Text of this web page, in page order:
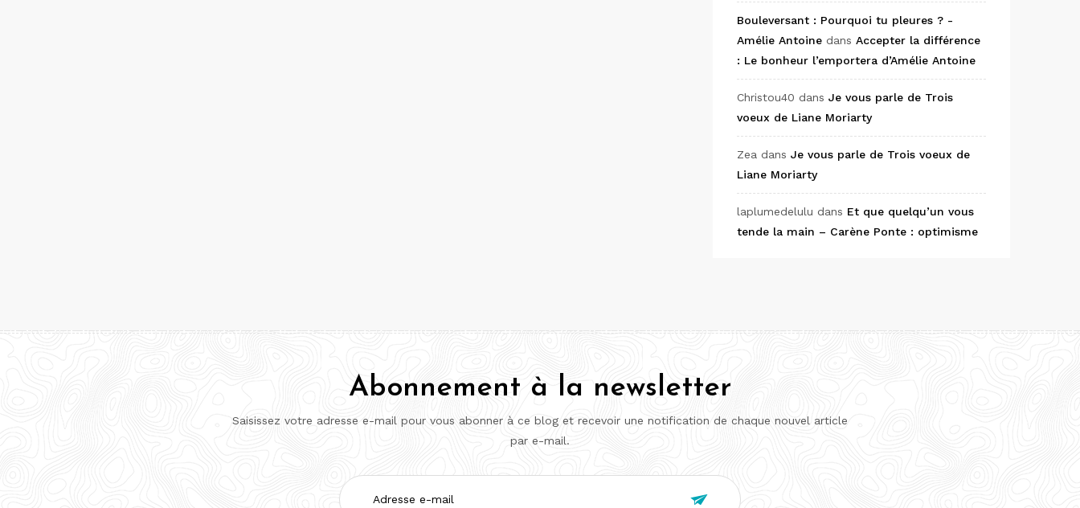
Bouleversant : Pourquoi tu pleures ? -
Amélie Antoine dans Accepter la différence
: Le bonheur l’emportera d’Amélie Antoine
Christou40 dans Je vous parle de Trois
voeux de Liane Moriarty
Zea dans Je vous parle de Trois voeux de
Liane Moriarty
laplumedelulu dans Et que quelqu’un vous
tende la main – Carène Ponte : optimisme
Abonnement à la newsletter
Saisissez votre adresse e-mail pour vous abonner à ce blog et recevoir une notification de chaque nouvel article
par e-mail.
Adresse
e-
